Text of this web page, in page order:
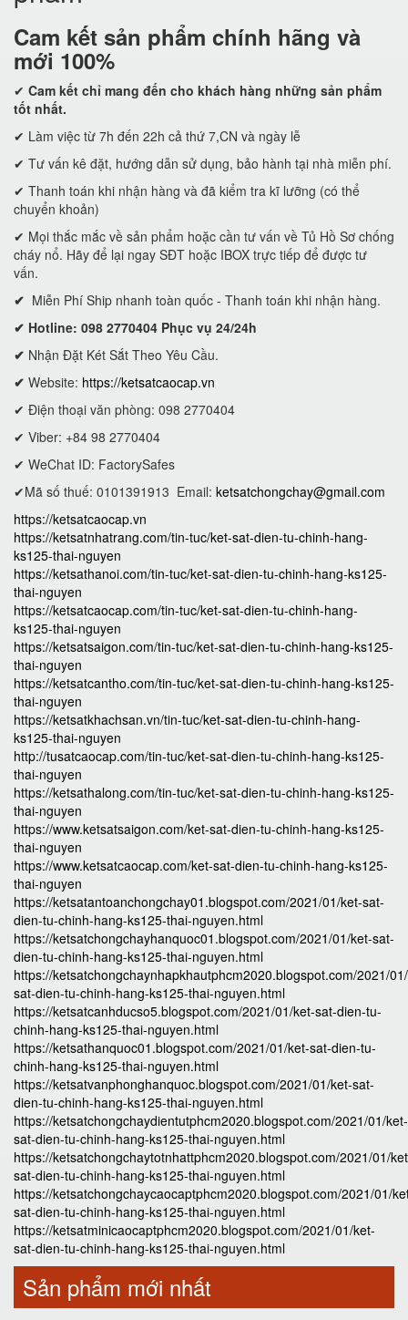
Cam kết sản phẩm chính hãng và
mới 100%
✔ Cam kết chỉ mang đến cho khách hàng những sản phẩm
tốt nhất.
✔ Làm việc từ 7h đến 22h cả thứ 7,CN và ngày lễ
✔ Tư vấn kê đặt, hướng dẫn sử dụng, bảo hành tại nhà miễn phí.
✔ Thanh toán khi nhận hàng và đã kiểm tra kĩ lưỡng (có thể
chuyển khoản)
✔ Mọi thắc mắc về sản phẩm hoặc cần tư vấn về Tủ Hồ Sơ chống
cháy nổ. Hãy để lại ngay SĐT hoặc IBOX trực tiếp để được tư
vấn.
✔ Miễn Phí Ship nhanh toàn quốc - Thanh toán khi nhận hàng.
✔ Hotline: 098 2770404 Phục vụ 24/24h
✔ Nhận Đặt Két Sắt Theo Yêu Cầu.
✔ Website: https://ketsatcaocap.vn
✔ Điện thoại văn phòng: 098 2770404
✔ Viber: +84 98 2770404
✔ WeChat ID: FactorySafes
✔Mã số thuế: 0101391913 Email: ketsatchongchay@gmail.com
https://ketsatcaocap.vn
https://ketsatnhatrang.com/tin-tuc/ket-sat-dien-tu-chinh-hang-
ks125-thai-nguyen
https://ketsathanoi.com/tin-tuc/ket-sat-dien-tu-chinh-hang-ks125-
thai-nguyen
https://ketsatcaocap.com/tin-tuc/ket-sat-dien-tu-chinh-hang-
ks125-thai-nguyen
https://ketsatsaigon.com/tin-tuc/ket-sat-dien-tu-chinh-hang-ks125-
thai-nguyen
https://ketsatcantho.com/tin-tuc/ket-sat-dien-tu-chinh-hang-ks125-
thai-nguyen
https://ketsatkhachsan.vn/tin-tuc/ket-sat-dien-tu-chinh-hang-
ks125-thai-nguyen
http://tusatcaocap.com/tin-tuc/ket-sat-dien-tu-chinh-hang-ks125-
thai-nguyen
https://ketsathalong.com/tin-tuc/ket-sat-dien-tu-chinh-hang-ks125-
thai-nguyen
https://www.ketsatsaigon.com/ket-sat-dien-tu-chinh-hang-ks125-
thai-nguyen
https://www.ketsatcaocap.com/ket-sat-dien-tu-chinh-hang-ks125-
thai-nguyen
https://ketsatantoanchongchay01.blogspot.com/2021/01/ket-sat-
dien-tu-chinh-hang-ks125-thai-nguyen.html
https://ketsatchongchayhanquoc01.blogspot.com/2021/01/ket-sat-
dien-tu-chinh-hang-ks125-thai-nguyen.html
https://ketsatchongchaynhapkhautphcm2020.blogspot.com/2021/
sat-dien-tu-chinh-hang-ks125-thai-nguyen.html
https://ketsatcanhducso5.blogspot.com/2021/01/ket-sat-dien-tu-
chinh-hang-ks125-thai-nguyen.html
https://ketsathanquoc01.blogspot.com/2021/01/ket-sat-dien-tu-
chinh-hang-ks125-thai-nguyen.html
https://ketsatvanphonghanquoc.blogspot.com/2021/01/ket-sat-
dien-tu-chinh-hang-ks125-thai-nguyen.html
https://ketsatchongchaydientutphcm2020.blogspot.com/2021/01/ket-
sat-dien-tu-chinh-hang-ks125-thai-nguyen.html
https://ketsatchongchaytotnhattphcm2020.blogspot.com/2021/01/
sat-dien-tu-chinh-hang-ks125-thai-nguyen.html
https://ketsatchongchaycaocaptphcm2020.blogspot.com/2021/01/
sat-dien-tu-chinh-hang-ks125-thai-nguyen.html
https://ketsatminicaocaptphcm2020.blogspot.com/2021/01/ket-
sat-dien-tu-chinh-hang-ks125-thai-nguyen.html
Sản phẩm mới nhất